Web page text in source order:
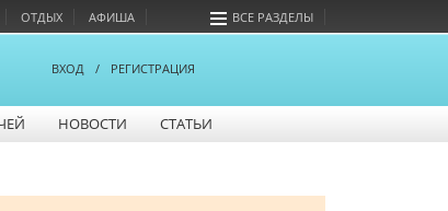
ОТДЫХ АФИША ВСЕ РАЗДЕЛЫ
ВХОД / РЕГИСТРАЦИЯ
НОВОСТИ СТАТЬИ